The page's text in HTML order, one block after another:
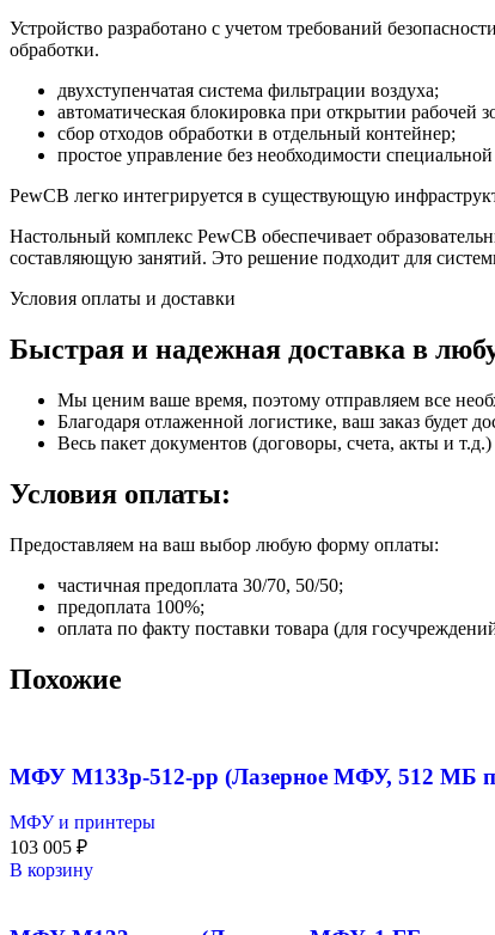
Устройство разработано с учетом требований
обработки.
двухступенчатая система фильтрации воздуха;
автоматическая блокировка при открытии рабочей
сбор отходов обработки в отдельный контейнер;
простое управление без необходимости
PewCB легко интегрируется в существующую
Настольный комплекс PewCB обеспечивает
составляющую занятий. Это решение подходит для
Условия оплаты и доставки
Быстрая и надежная доставка в
Мы ценим ваше время, поэтому отправляем все
Благодаря отлаженной логистике, ваш заказ будет
Весь пакет документов (договоры, счета, акты и
Условия оплаты:
Предоставляем на ваш выбор любую форму оплаты:
частичная предоплата 30/70, 50/50;
предоплата 100%;
оплата по факту поставки товара (для
Похожие
МФУ M133p-512-pp (Лазерное МФУ, 512 МБ
МФУ и принтеры
103 005 ₽
В корзину